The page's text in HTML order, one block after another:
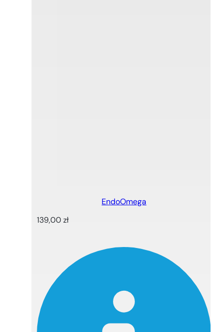
EndoOmega
139,00zł